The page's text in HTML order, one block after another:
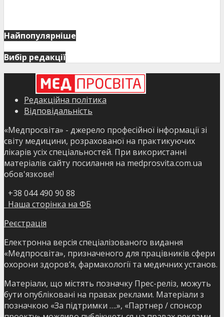
Найпопулярніше
Вибір редакції
Редакційна політика
Відповідальність
«Медпросвіта» - джерело професійної інформації зі
світу медицини, розрахованої на практикуючих
лікарів усіх спеціальностей. При використанні
матеріалів сайту посилання на medprosvita.com.ua
обов'язкове!
+38 044 490 90 88
Наша сторінка на ФБ
Реєстрація
Електронна версія спеціалізованого видання
«Медпросвіта», призначеного для працівників сфери
охорони здоров’я, фармакології та медичних установ.
Матеріали, що містять позначку Прес-реліз, можуть
бути опубліковані на правах реклами. Матеріали з
позначкою «За підтримки ….», «Партнер / спонсор